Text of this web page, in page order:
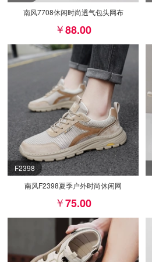
南风7708休闲时尚透气包头网布
88.00
F2398
南风F2398夏季户外时尚休闲网
75.00